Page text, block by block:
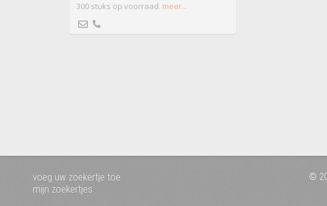
300 stuks op voorraad. meer...
voeg uw zoekertje toe
mijn zoekertjes
©